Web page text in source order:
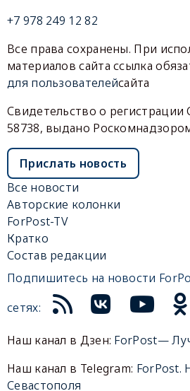
+7 978 249 12 82
Все права сохранены. При
материалов сайта ссылка
для пользователейсайта
Свидетельство о
58738, выдано
Прислать новость
Все новости
Авторские колонки
ForPost-TV
Кратко
Состав редакции
Подпишитесь на новости
сетях:
Наш канал в Дзен: ForPost—
Наш канал в Telegram: ForPost.
Севастополя